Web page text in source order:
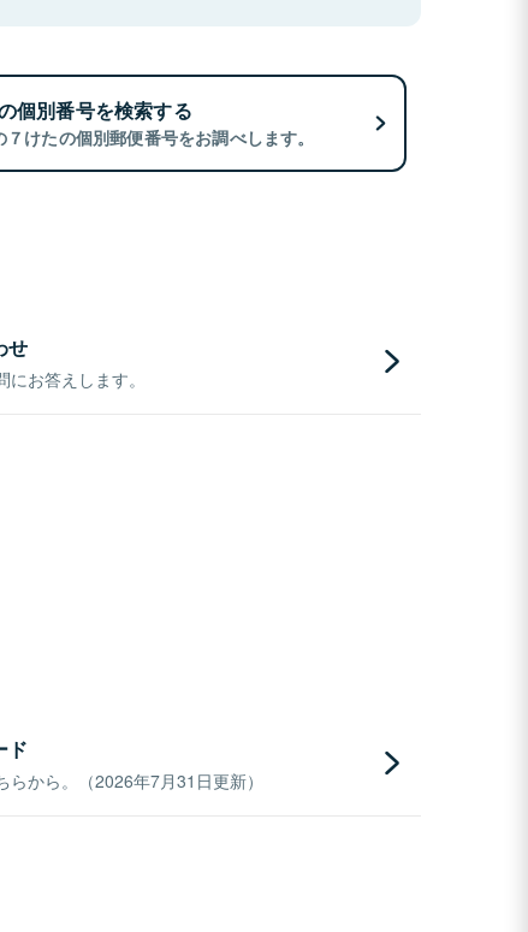
個別番号を検索する
けたの個別郵便番号をお調べします。
せ
お答えします。
ド
から。（2026年7月31日更新）